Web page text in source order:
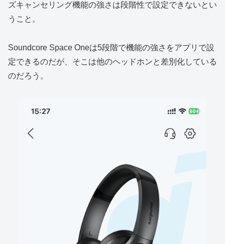
ズキャンセリング機能の強さは段階性で設定できないとい
うこと。
Soundcore Space Oneは5段階で機能の強さをアプリで設
定できるのだが、そこは他のヘッドホンと差別化している
のだろう。